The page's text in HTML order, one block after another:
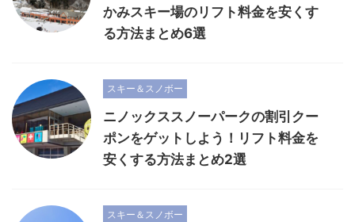
かみスキー場のリフト料金を安くす
る方法まとめ6選
スキー＆スノボー
ニノックススノーパークの割引クー
ポンをゲットしよう！リフト料金を
安くする方法まとめ2選
スキー＆スノボー